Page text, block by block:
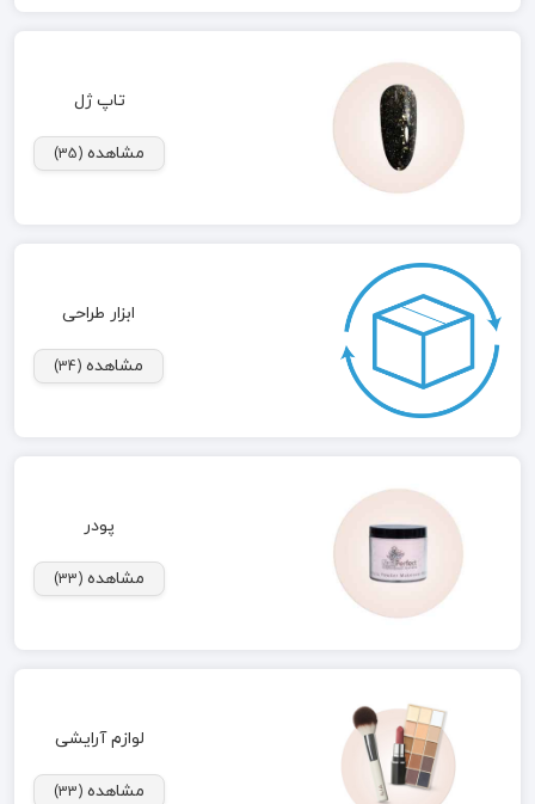
تاپ ژل
مشاهده (35)
ابزار طراحی
مشاهده (34)
پودر
مشاهده (33)
لوازم آرایشی
مشاهده (33)